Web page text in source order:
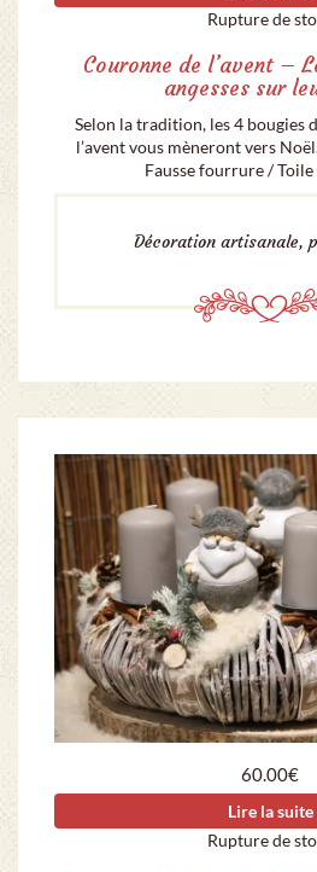
Rupture de
Couronne de l’avent –
angesses sur
Selon la tradition, les 4 bougies
l’avent vous mèneront vers
Fausse fourrure /
Décoration artisanale,
60.00€
Lire la suite
Rupture de